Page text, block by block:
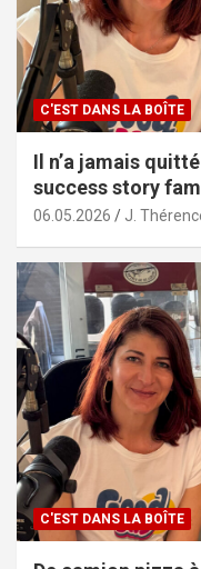
C'EST DANS LA BOÎTE
Il n’a jamais
success story
06.05.2026 J.
C'EST DANS LA BOÎTE